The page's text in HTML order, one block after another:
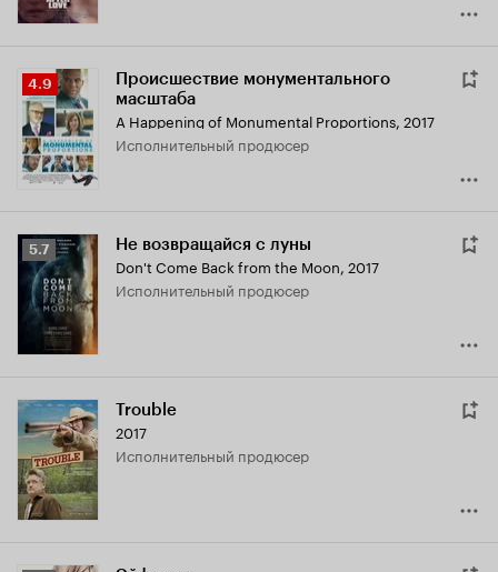
Рейтинг
Кинопоиска
4.9
4.9
Происшествие монументального
масштаба
A Happening of Monumental Proportions, 2017
исполнительный продюсер
Рейтинг
Кинопоиска
5.7
5.7 Не возвращайся с луны
Don't Come Back from the Moon, 2017
исполнительный продюсер
Trouble
2017
исполнительный продюсер